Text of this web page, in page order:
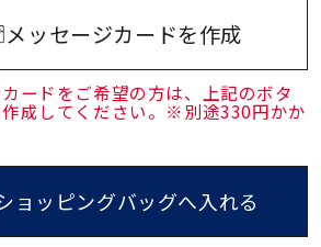
メッセージカードを作成
ードをご希望の方は、上記のボタ
成してください。※別途330円かか
ョッピングバッグへ入れる